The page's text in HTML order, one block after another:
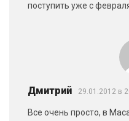
поступить уже с
Дмитрий 29.01.2012 в
Все очень просто, в